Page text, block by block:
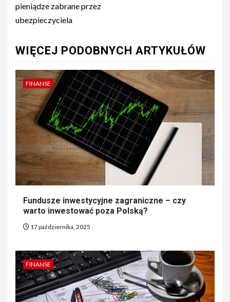
pieniądze zabrane przez
ubezpieczyciela
WIĘCEJ PODOBNYCH ARTYKUŁÓW
FINANSE
Fundusze inwestycyjne zagraniczne – czy
warto inwestować poza Polską?
17 października, 2025
FINANSE